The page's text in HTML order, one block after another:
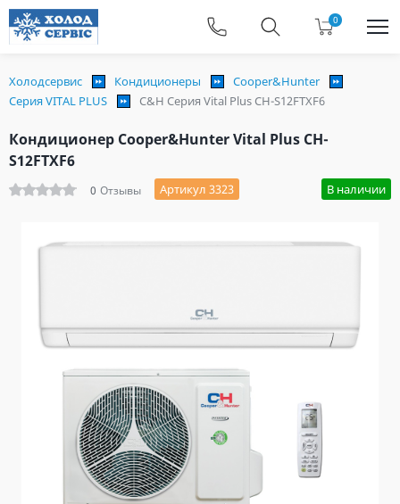
0
Холодсервис Кондиционеры
Cooper&Hunter
Серия VITAL PLUS
C&H Серия Vital Plus CH-S12FTXF6
Кондиционер Cooper&Hunter Vital Plus CH-
S12FTXF6
0 Отзывы Артикул 3323 В наличии